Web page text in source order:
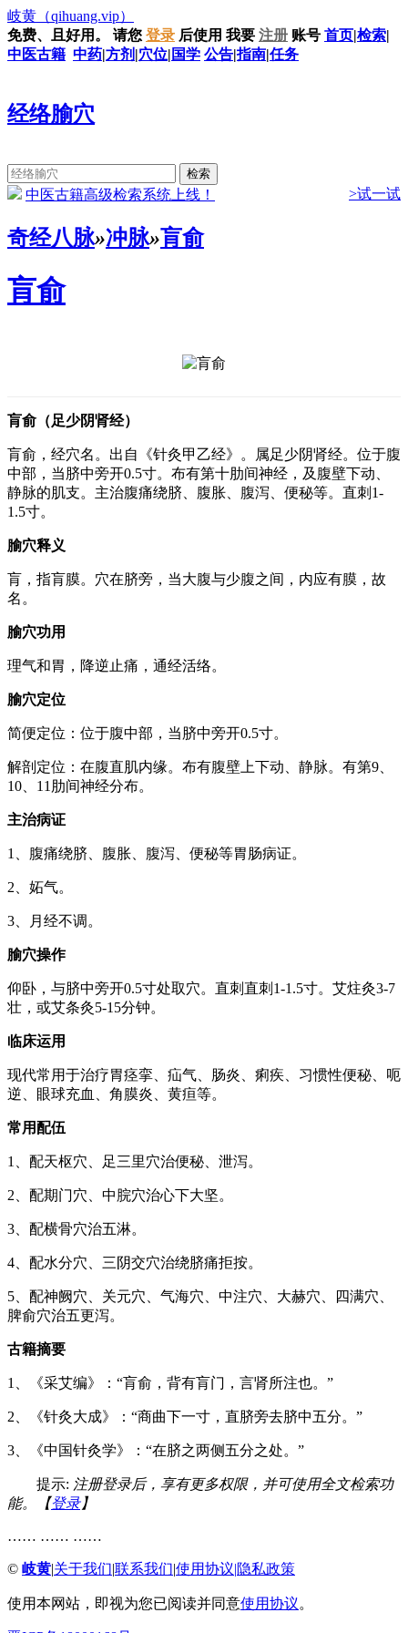
岐黄 （qihuang.vip）
免费、且好用。
请您 登录 后使用 我要 注册 账号 首页|检索|
中医古籍 中药|方剂 |穴位| 国学 公告|指南|任务
经络腧穴
中医古籍高级检索系统上线！ >试一试
奇经八脉»冲脉»肓俞
肓俞
肓俞（足少阴肾经）
肓俞，经穴名。出自《针灸甲乙经》。属足少阴肾经。位于腹
中部，当脐中旁开0.5寸。布有第十肋间神经，及腹壁下动、
静脉的肌支。主治腹痛绕脐、腹胀、腹泻、便秘等。直刺1-
1.5寸。
腧穴释义
肓，指肓膜。穴在脐旁，当大腹与少腹之间，内应有膜，故
名。
腧穴功用
理气和胃，降逆止痛，通经活络。
腧穴定位
简便定位：位于腹中部，当脐中旁开0.5寸。
解剖定位：在腹直肌内缘。布有腹壁上下动、静脉。有第9、
10、11肋间神经分布。
主治病证
1、腹痛绕脐、腹胀、腹泻、便秘等胃肠病证。
2、妬气。
3、月经不调。
腧穴操作
仰卧，与脐中旁开0.5寸处取穴。直刺直刺1-1.5寸。艾炷灸3-7
壮，或艾条灸5-15分钟。
临床运用
现代常用于治疗胃痉挛、疝气、肠炎、痢疾、习惯性便秘、呃
逆、眼球充血、角膜炎、黄疸等。
常用配伍
1、配天枢穴、足三里穴治便秘、泄泻。
2、配期门穴、中脘穴治心下大坚。
3、配横骨穴治五淋。
4、配水分穴、三阴交穴治绕脐痛拒按。
5、配神阙穴、关元穴、气海穴、中注穴、大赫穴、四满穴、
脾俞穴治五更泻。
古籍摘要
1、《采艾编》：“肓俞，背有肓门，言肾所注也。”
2、《针灸大成》：“商曲下一寸，直脐旁去脐中五分。”
3、《中国针灸学》：“在脐之两侧五分之处。”
提示: 注册登录后，享有更多权限，并可使用全文检索功
能。【登录】
…… …… ……
© 岐黄|关于我们|联系我们|使用协议|隐私政策
使用本网站，即视为您已阅读并同意使用协议。